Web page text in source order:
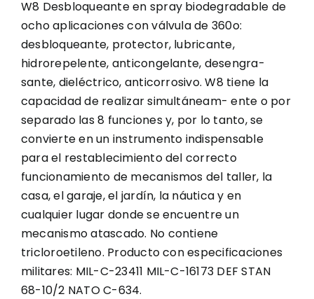
W8 Desbloqueante en spray biodegradable de
ocho aplicaciones con válvula de 360o:
desbloqueante, protector, lubricante,
hidrorepelente, anticongelante, desengra-
sante, dieléctrico, anticorrosivo. W8 tiene la
capacidad de realizar simultáneam- ente o por
separado las 8 funciones y, por lo tanto, se
convierte en un instrumento indispensable
para el restablecimiento del correcto
funcionamiento de mecanismos del taller, la
casa, el garaje, el jardín, la náutica y en
cualquier lugar donde se encuentre un
mecanismo atascado. No contiene
tricloroetileno. Producto con especificaciones
militares: MIL-C-23411 MIL-C-16173 DEF STAN
68-10/2 NATO C-634.